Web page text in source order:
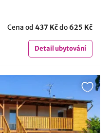
Cena od 437 Kčdo 625 Kč
Detailubytování